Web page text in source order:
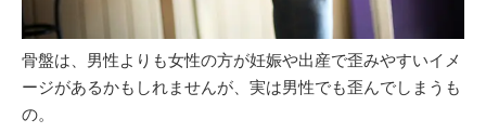
骨盤は、男性よりも女性の方が妊娠や出産で歪みやすいイメ
ージがあるかもしれませんが、実は男性でも歪んでしまうも
の。